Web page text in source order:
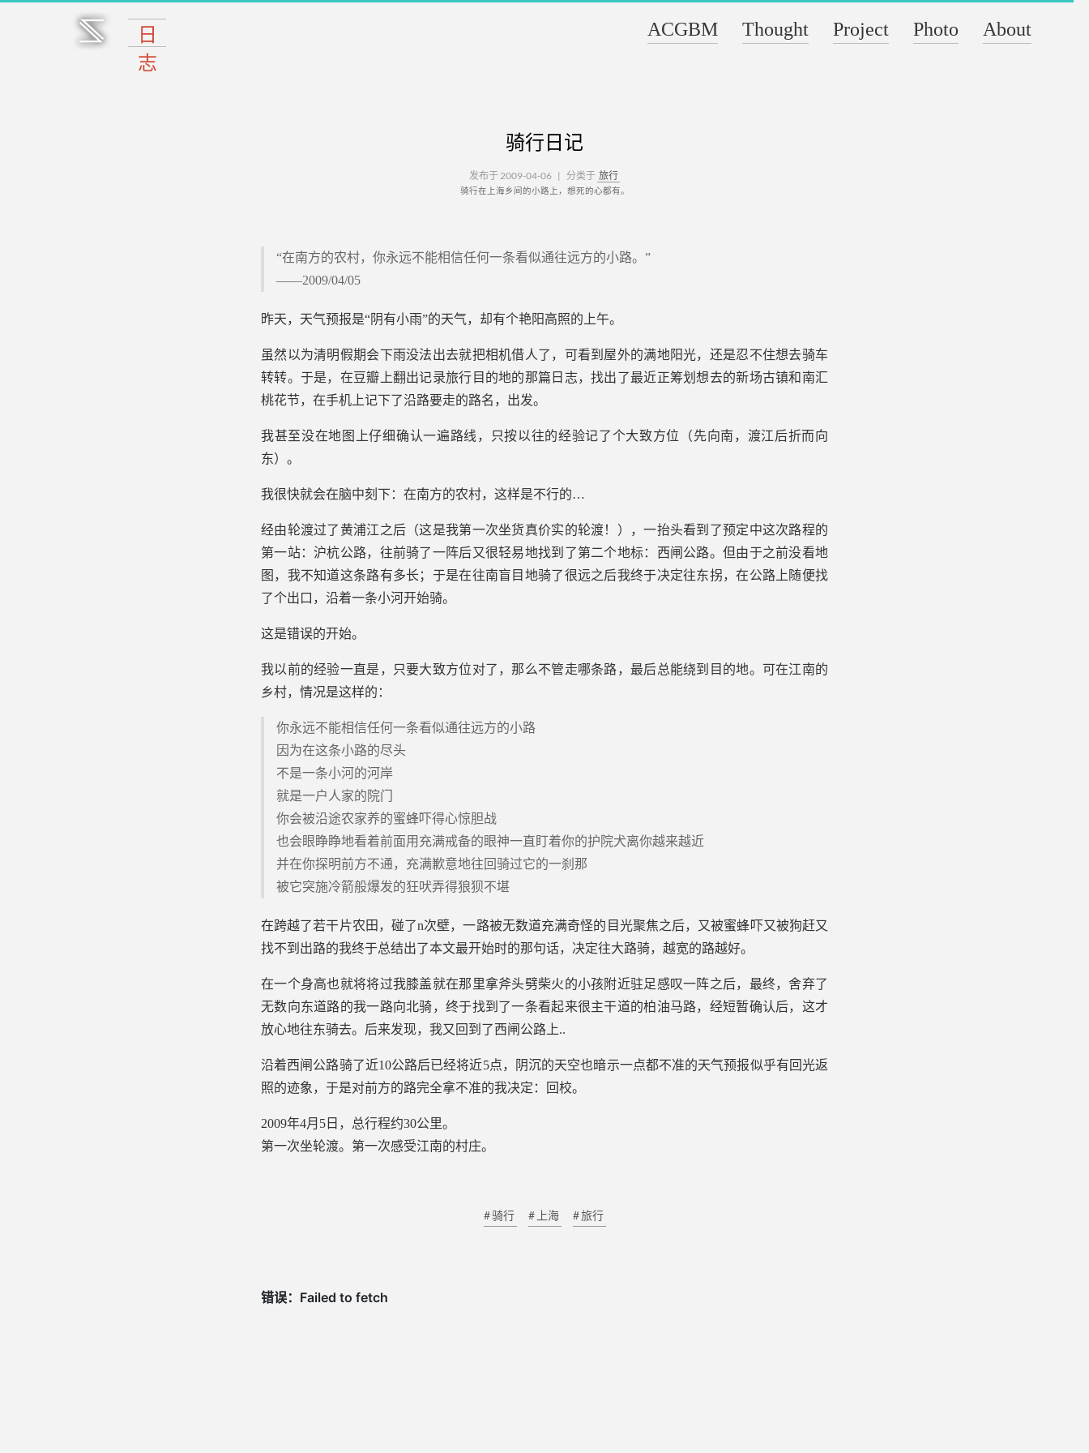
About
Photo
Project
Thought
ACGBM
骑行日记
发布于 2009-04-06 | 分类于 旅行
骑行在上海乡间的小路上，想死的心都有。
“在南方的农村，你永远不能相信任何一条看似通往远方的小路。”
——2009/04/05
昨天，天气预报是“阴有小雨”的天气，却有个艳阳高照的上午。
虽然以为清明假期会下雨没法出去就把相机借人了，可看到屋外的满地阳光，还是忍不住想去骑车
转转。于是，在豆瓣上翻出记录旅行目的地的那篇日志，找出了最近正筹划想去的新场古镇和南汇
桃花节，在手机上记下了沿路要走的路名，出发。
我甚至没在地图上仔细确认一遍路线，只按以往的经验记了个大致方位（先向南，渡江后折而向
东）。
我很快就会在脑中刻下：在南方的农村，这样是不行的…
经由轮渡过了黄浦江之后（这是我第一次坐货真价实的轮渡！），一抬头看到了预定中这次路程的
第一站：沪杭公路，往前骑了一阵后又很轻易地找到了第二个地标：西闸公路。但由于之前没看地
图，我不知道这条路有多长；于是在往南盲目地骑了很远之后我终于决定往东拐，在公路上随便找
了个出口，沿着一条小河开始骑。
这是错误的开始。
我以前的经验一直是，只要大致方位对了，那么不管走哪条路，最后总能绕到目的地。可在江南的
乡村，情况是这样的：
你永远不能相信任何一条看似通往远方的小路
因为在这条小路的尽头
不是一条小河的河岸
就是一户人家的院门
你会被沿途农家养的蜜蜂吓得心惊胆战
也会眼睁睁地看着前面用充满戒备的眼神一直盯着你的护院犬离你越来越近
并在你探明前方不通，充满歉意地往回骑过它的一刹那
被它突施冷箭般爆发的狂吠弄得狼狈不堪
在跨越了若干片农田，碰了n次壁，一路被无数道充满奇怪的目光聚焦之后，又被蜜蜂吓又被狗赶又
找不到出路的我终于总结出了本文最开始时的那句话，决定往大路骑，越宽的路越好。
在一个身高也就将将过我膝盖就在那里拿斧头劈柴火的小孩附近驻足感叹一阵之后，最终，舍弃了
无数向东道路的我一路向北骑，终于找到了一条看起来很主干道的柏油马路，经短暂确认后，这才
放心地往东骑去。后来发现，我又回到了西闸公路上..
沿着西闸公路骑了近10公路后已经将近5点，阴沉的天空也暗示一点都不准的天气预报似乎有回光返
照的迹象，于是对前方的路完全拿不准的我决定：回校。
2009年4月5日，总行程约30公里。
第一次坐轮渡。第一次感受江南的村庄。
骑行 上海 旅行